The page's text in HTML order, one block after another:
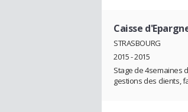
Caisse
STRASBOURG
2015 - 2015
Stage de 4semaines
gestions des clients,